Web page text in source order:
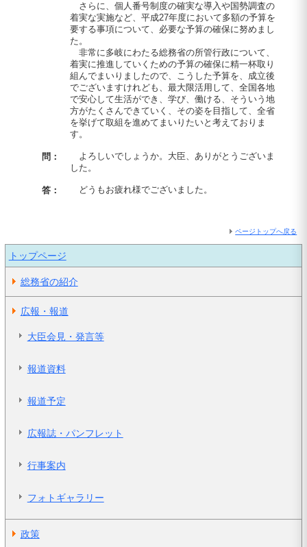
さらに、個人番号制度の確実な導入や国勢調査の
着実な実施など、平成27年度において多額の予算を
要する事項について、必要な予算の確保に努めまし
た。
非常に多岐にわたる総務省の所管行政について、
着実に推進していくための予算の確保に精一杯取り
組んでまいりましたので、こうした予算を、成立後
でございますけれども、最大限活用して、全国各地
で安心して生活ができ、学び、働ける、そういう地
方がたくさんできていく、その姿を目指して、全省
を挙げて取組を進めてまいりたいと考えておりま
す。
問：
よろしいでしょうか。大臣、ありがとうございま
した。
答： どうもお疲れ様でございました。
ページトップへ戻る
トップページ
総務省の紹介
広報・報道
大臣会見・発言等
報道資料
報道予定
広報誌・パンフレット
行事案内
フォトギャラリー
政策